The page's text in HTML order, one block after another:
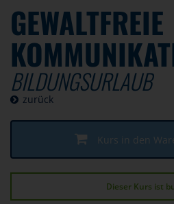
GEWALTFREIE
BILDUNGSURLAUB
zurück
Kurs in den
Dieser Kurs ist